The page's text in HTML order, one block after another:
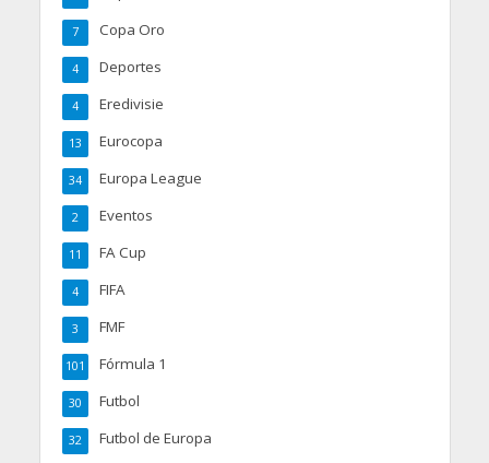
Copa Oro
7
Deportes
4
Eredivisie
4
Eurocopa
13
Europa League
34
Eventos
2
FA Cup
11
FIFA
4
FMF
3
Fórmula 1
101
Futbol
30
Futbol de Europa
32